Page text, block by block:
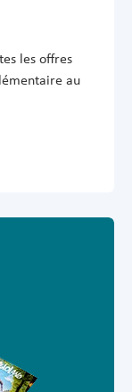
les offres
au